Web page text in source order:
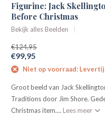
Figurine: Jack
Before Christmas
Bekijk alles Beelden
€124,95
€99,95
Niet op voorraad:
Groot beeld van Jack
Traditions door Jim Shore.
Christmas item.... Lees meer